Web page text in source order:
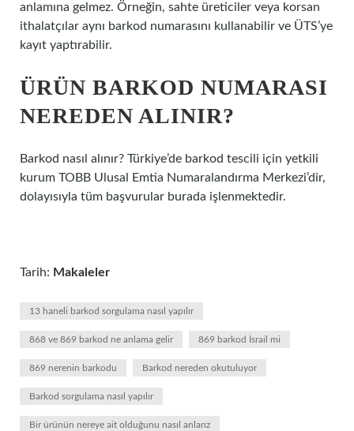
anlamına gelmez. Örneğin, sahte üreticiler veya korsan
ithalatçılar aynı barkod numarasını kullanabilir ve ÜTS’ye
kayıt yaptırabilir.
ÜRÜN BARKOD NUMARASI
NEREDEN ALINIR?
Barkod nasıl alınır? Türkiye’de barkod tescili için yetkili
kurum TOBB Ulusal Emtia Numaralandırma Merkezi’dir,
dolayısıyla tüm başvurular burada işlenmektedir.
Tarih: Makaleler
13 haneli barkod sorgulama nasıl yapılır
868 ve 869 barkod ne anlama gelir 869 barkod İsrail mi
869 nerenin barkodu Barkod nereden okutuluyor
Barkod sorgulama nasıl yapılır
Bir ürünün nereye ait olduğunu nasıl anlarız